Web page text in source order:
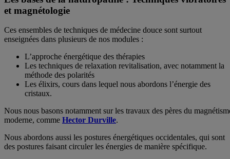
et magnétologie
Ces ensembles de techniques de médecine douce sont surtout
enseignées dans plusieurs de nos modules :
L’approche énergétique des thérapies
Les techniques de relaxation revitalisation, avec notamment la
méthode des polarités
Les élixirs, cours dans lequel nous abordons l’énergie des
cristaux.
Nous nous basons notamment sur les travaux des pères du
moderne, comme Hector Durville.
Nous abordons aussi les postures énergétiques occidentales, qui sont
des postures faisant circuler les énergies de manière spécifique.